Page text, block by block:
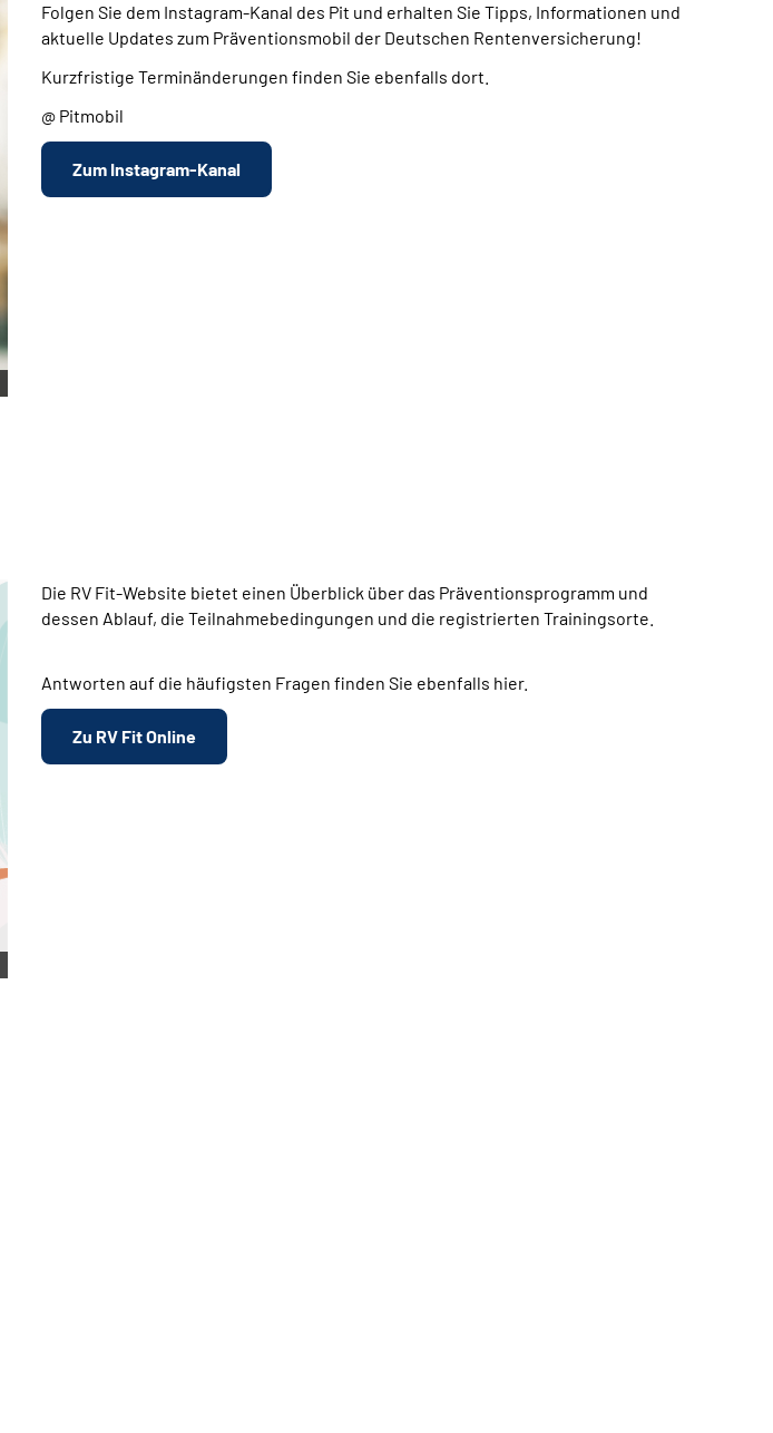
Folgen Sie dem Instagram-Kanal des Pit und erhalten Sie Tipps, Informationen und
aktuelle Updates zum Präventionsmobil der Deutschen Rentenversicherung!
Kurzfristige Terminänderungen finden Sie ebenfalls dort.
@ Pitmobil
Zum Instagram-Kanal
Die RV Fit-Website bietet einen Überblick über das Präventionsprogramm und
dessen Ablauf, die Teilnahmebedingungen und die registrierten Trainingsorte.
Antworten auf die häufigsten Fragen finden Sie ebenfalls hier.
Zu RV Fit Online